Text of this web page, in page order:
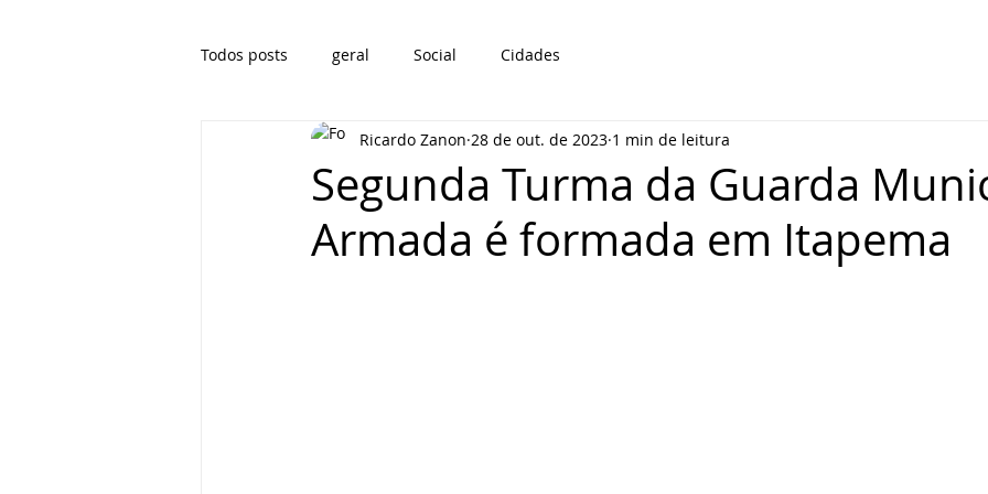
Todos posts geral Social Cidades
Segunda Turma da Guarda
Armada é formada em Itapema
Ricardo Zanon 28 de out. de 2023 1 min de leitura